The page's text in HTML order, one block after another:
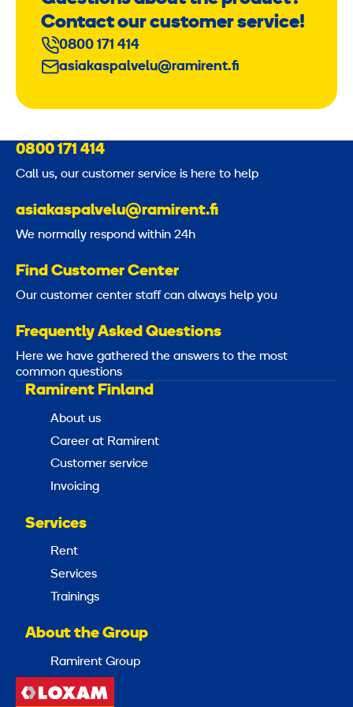
Contact our customer service!
0800 171 414
asiakaspalvelu@ramirent.fi
0800 171 414
Call us, our customer service is here to help
asiakaspalvelu@ramirent.fi
We normally respond within 24h
Find Customer Center
Our customer center staff can always help you
Frequently Asked Questions
Here we have gathered the answers to the most
common questions
Ramirent Finland
About us
Career at Ramirent
Customer service
Invoicing
Services
Rent
Services
Trainings
About the Group
Ramirent Group